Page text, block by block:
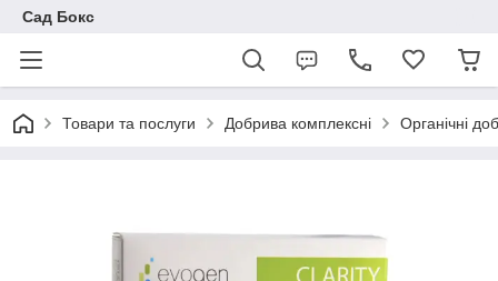
Сад Бокс
Товари та послуги Добрива комплексні Органічні